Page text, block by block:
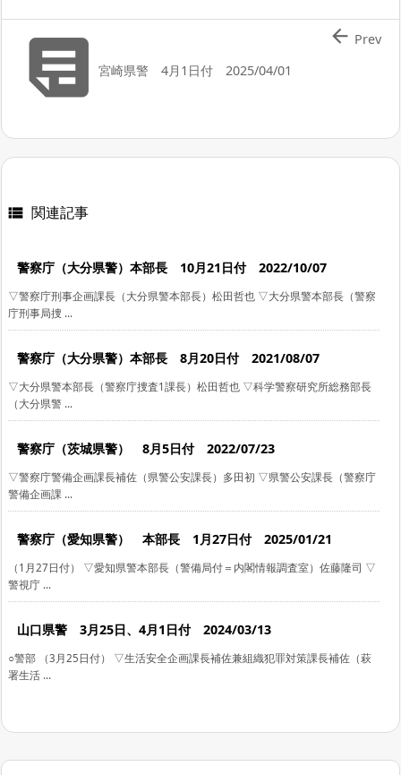
宮崎県警 4月1日付 2025/04/01
 Prev
 関連記事
警察庁（大分県警）本部長 10月21日付 2022/10/07
▽警察庁刑事企画課長（大分県警本部長）松田哲也 ▽大分県警本部長（警察
庁刑事局捜 ...
警察庁（大分県警）本部長 8月20日付 2021/08/07
▽大分県警本部長（警察庁捜査1課長）松田哲也 ▽科学警察研究所総務部長
（大分県警 ...
警察庁（茨城県警） 8月5日付 2022/07/23
▽警察庁警備企画課長補佐（県警公安課長）多田初 ▽県警公安課長（警察庁
警備企画課 ...
警察庁（愛知県警） 本部長 1月27日付 2025/01/21
（1月27日付） ▽愛知県警本部長（警備局付＝内閣情報調査室）佐藤隆司 ▽
警視庁 ...
山口県警 3月25日、4月1日付 2024/03/13
○警部 （3月25日付） ▽生活安全企画課長補佐兼組織犯罪対策課長補佐（萩
署生活 ...